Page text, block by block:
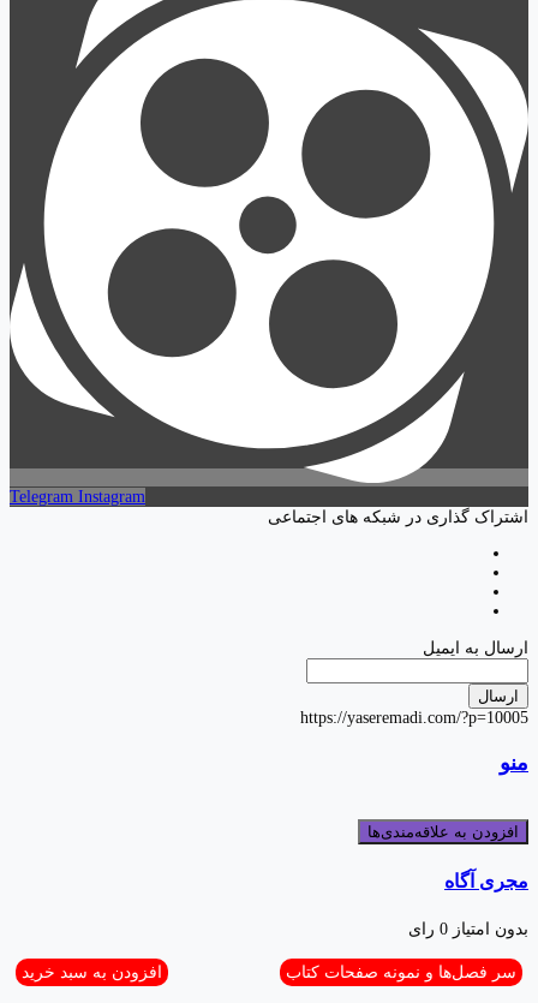
Telegram Instagram
اشتراک گذاری در شبکه های اجتماعی
ارسال به ایمیل
ارسال
https://yaseremadi.com/?p=10005
منو
افزودن به علاقه‌مندی‌ها
مجری آگاه
بدون امتیاز 0 رای
سر فصل‌ها و نمونه صفحات کتاب افزودن به سبد خرید